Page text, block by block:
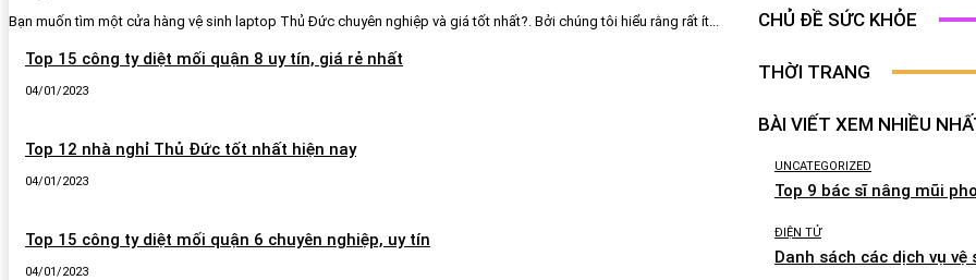
Bạn muốn tìm một cửa hàng vệ sinh laptop Thủ Đức chuyên nghiệp và giá tốt nhất?. Bởi chúng tôi hiểu rằng rất ít...
Top 15 công ty diệt mối quận 8 uy tín, giá rẻ nhất
04/01/2023
Top 12 nhà nghỉ Thủ Đức tốt nhất hiện nay
04/01/2023
Top 15 công ty diệt mối quận 6 chuyên nghiệp, uy tín
04/01/2023
CHỦ ĐỀ SỨC KHỎE
THỜI TRANG
BÀI VIẾT XEM NHIỀU
UNCATEGORIZED
Top 9 bác sĩ nâng mũi
ĐIỆN TỬ
Danh sách các dịch vụ